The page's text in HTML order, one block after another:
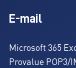
E-mail
Microsoft 365
Provalue POP3/